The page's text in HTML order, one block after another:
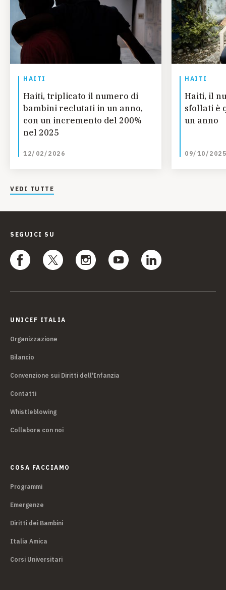
HAITI
Haiti, triplicato il numero di
bambini reclutati in un anno,
con un incremento del 200%
nel 2025
12/02/2026
HAITI
Haiti, il
sfollati è
un anno
09/10/2025
VEDI TUTTE
SEGUICI SU
UNICEF ITALIA
Organizzazione
Bilancio
Convenzione sui Diritti dell'Infanzia
Contatti
Whistleblowing
Collabora con noi
COSA FACCIAMO
Programmi
Emergenze
Diritti dei Bambini
Italia Amica
Corsi Universitari